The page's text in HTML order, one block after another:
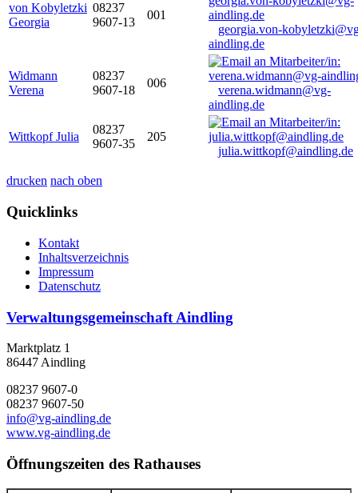
von Kobyletzki
Georgia
08237
9607-13
001
georgia.von-
aindling.de
Widmann
Verena
08237
9607-18
006
verena.widmann@vg-
aindling.de
Wittkopf Julia
08237
9607-35
205
julia.wittkopf@aindling.de
drucken nach oben
Quicklinks
Kontakt
Inhaltsverzeichnis
Impressum
Datenschutz
Verwaltungsgemeinschaft Aindling
Marktplatz 1
86447 Aindling
08237 9607-0
08237 9607-50
info@vg-aindling.de
www.vg-aindling.de
Öffnungszeiten des Rathauses